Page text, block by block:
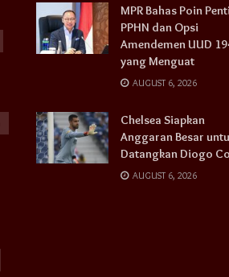
MPR Bahas Poin
PPHN dan Opsi
Amendemen UUD
yang Menguat
AUGUST 6, 2026
Chelsea Siapkan
Anggaran Besar
Datangkan Diogo
AUGUST 6, 2026